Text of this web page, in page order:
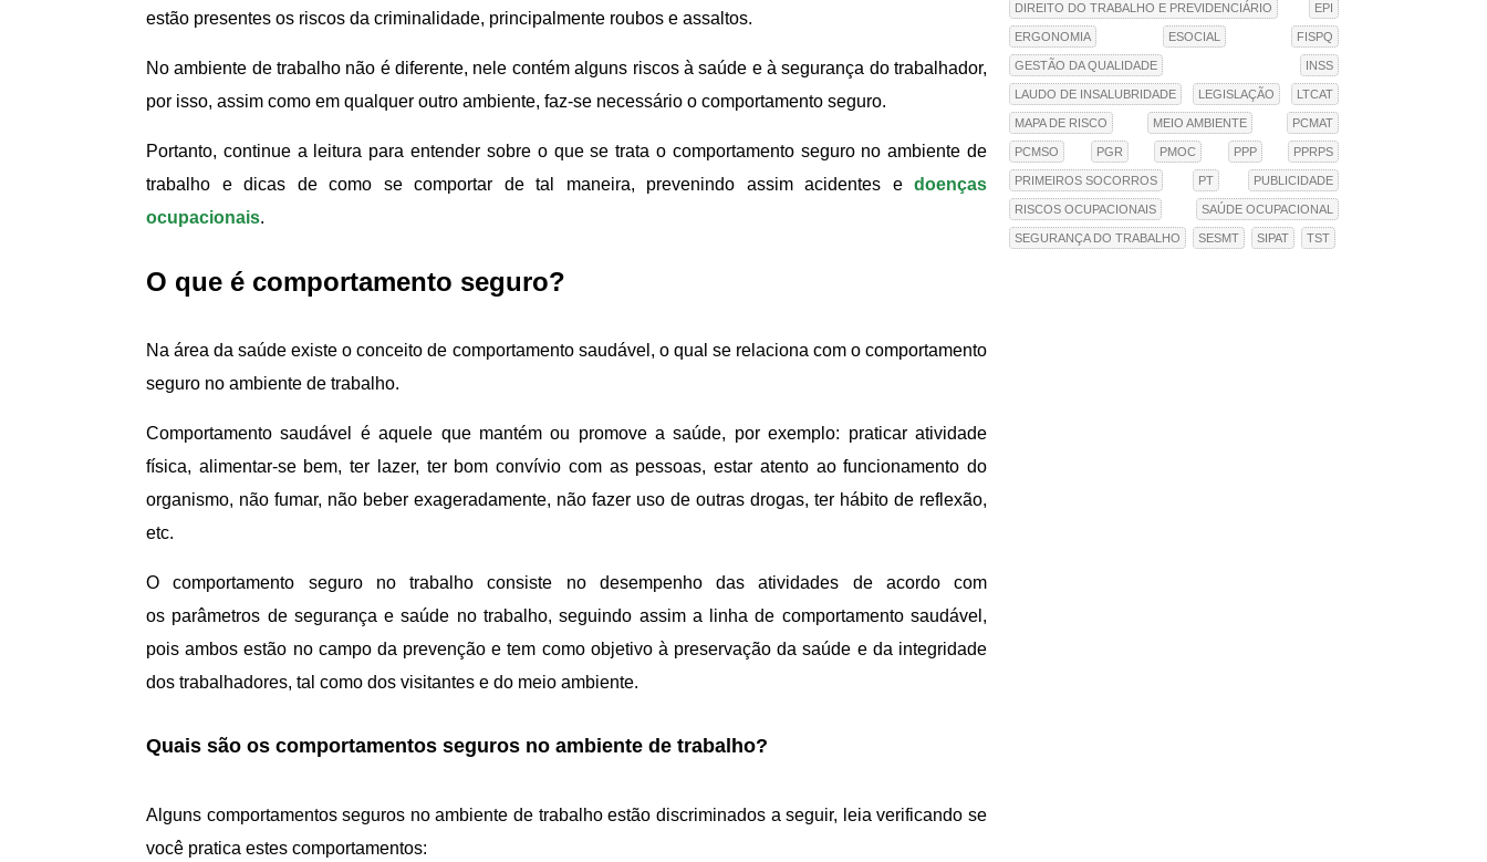
estão presentes os riscos da criminalidade, principalmente roubos e assaltos.
No ambiente de trabalho não é diferente, nele contém alguns riscos à saúde e à segurança do trabalhador,
por isso, assim como em qualquer outro ambiente, faz-se necessário o comportamento seguro.
Portanto, continue a leitura para entender sobre o que se trata o comportamento seguro no ambiente de
trabalho e dicas de como se comportar de tal maneira, prevenindo assim acidentes e doenças
ocupacionais.
O que é comportamento seguro?
Na área da saúde existe o conceito de comportamento saudável, o qual se relaciona com o comportamento
seguro no ambiente de trabalho.
Comportamento saudável é aquele que mantém ou promove a saúde, por exemplo: praticar atividade
física, alimentar-se bem, ter lazer, ter bom convívio com as pessoas, estar atento ao funcionamento do
organismo, não fumar, não beber exageradamente, não fazer uso de outras drogas, ter hábito de reflexão,
etc.
O comportamento seguro no trabalho consiste no desempenho das atividades de acordo com
os parâmetros de segurança e saúde no trabalho, seguindo assim a linha de comportamento saudável,
pois ambos estão no campo da prevenção e tem como objetivo à preservação da saúde e da integridade
dos trabalhadores, tal como dos visitantes e do meio ambiente.
Quais são os comportamentos seguros no ambiente de trabalho?
Alguns comportamentos seguros no ambiente de trabalho estão discriminados a seguir, leia verificando se
você pratica estes comportamentos:
DIREITO DO TRABALHO E PREVIDENCIÁRIO EPI
ERGONOMIA ESOCIAL FISPQ
GESTÃO DA QUALIDADE INSS
LAUDO DE INSALUBRIDADE LEGISLAÇÃO LTCAT
MAPA DE RISCO MEIO AMBIENTE PCMAT
PCMSO PGR PMOC PPP PPRPS
PRIMEIROS SOCORROS PT PUBLICIDADE
RISCOS OCUPACIONAIS SAÚDE OCUPACIONAL
SEGURANÇA DO TRABALHO SESMT SIPAT TST